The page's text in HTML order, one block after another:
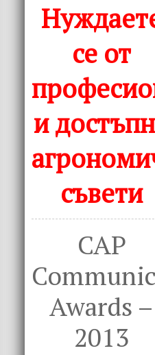
се от
и
съвети
CAP
Awards –
2013